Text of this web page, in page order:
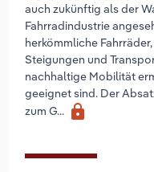
auch zukünftig als der
Fahrradindustrie
herkömmliche
Steigungen und
nachhaltige Mobilität
geeignet sind. Der
zum G... lock